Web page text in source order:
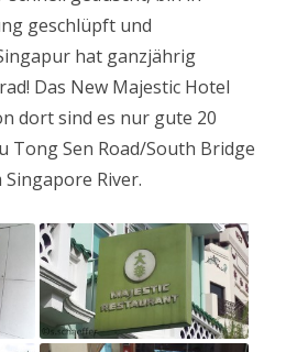
geschlüpft und
hat ganzjährig
Das New Majestic Hotel
dort sind es nur gute 20
Tong Sen Road/South Bridge
River.